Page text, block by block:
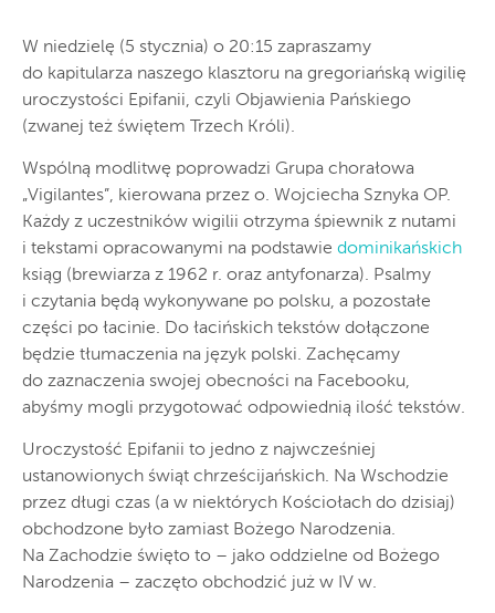
W niedzielę (5 stycznia) o 20:15 zapraszamy
do kapitularza naszego klasztoru na gregoriańską wigilię
uroczystości Epifanii, czyli Objawienia Pańskiego
(zwanej też świętem Trzech Króli).
Wspólną modlitwę poprowadzi Grupa chorałowa
„Vigilantes”, kierowana przez o. Wojciecha Sznyka OP.
Każdy z uczestników wigilii otrzyma śpiewnik z nutami
i tekstami opracowanymi na podstawie dominikańskich
ksiąg (brewiarza z 1962 r. oraz antyfonarza). Psalmy
i czytania będą wykonywane po polsku, a pozostałe
części po łacinie. Do łacińskich tekstów dołączone
będzie tłumaczenia na język polski. Zachęcamy
do zaznaczenia swojej obecności na Facebooku,
abyśmy mogli przygotować odpowiednią ilość tekstów.
Uroczystość Epifanii to jedno z najwcześniej
ustanowionych świąt chrześcijańskich. Na Wschodzie
przez długi czas (a w niektórych Kościołach do dzisiaj)
obchodzone było zamiast Bożego Narodzenia.
Na Zachodzie święto to – jako oddzielne od Bożego
Narodzenia – zaczęto obchodzić już w IV w.